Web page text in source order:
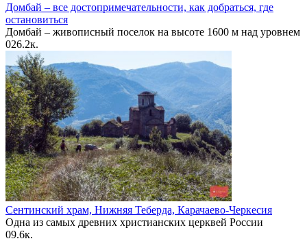
Домбай – все достопримечательности, как добраться, где
остановиться
Домбай – живописный поселок на высоте 1600 м над уровнем
026.2к.
Сентинский храм, Нижняя Теберда, Карачаево-Черкесия
Одна из самых древних христианских церквей России
09.6к.